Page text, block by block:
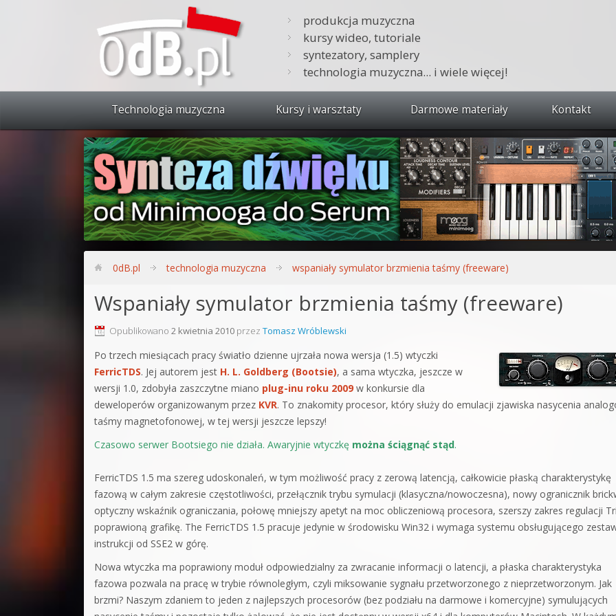
produkcja muzyczna
kursy wideo, tutoriale
syntezatory, samplery
technologia muzyczna... i wiele więcej!
Technologia muzyczna Kursy i warsztaty
Zobacz wszystkie kursy i warsztaty
Synteza dźwięku 🔥
Produkcja muzyczna w praktyce
Bitwig Studio od podstaw
Kontakt 5 Kompendium
Pakiety
Darmowe materiały Kontakt
0dB.pl technologia muzyczna wspaniały symulator brzmienia taśmy (freeware)
Wspaniały symulator brzmienia taśmy (freeware)
Opublikowano 2 kwietnia 2010 przez Tomasz Wróblewski
Po trzech miesiącach pracy światło dzienne ujrzała nowa wersja (1.5) wtyczki
FerricTDS. Jej autorem jest H. L. Goldberg (Bootsie), a sama wtyczka, jeszcze w
wersji 1.0, zdobyła zaszczytne miano plug-inu roku 2009 w konkursie dla
deweloperów organizowanym przez KVR. To znakomity procesor, który służy do emulacji zjawiska nasycenia
taśmy magnetofonowej, w tej wersji jeszcze lepszy!
Czasowo serwer Bootsiego nie działa. Awaryjnie wtyczkę można ściągnąć stąd.
FerricTDS 1.5 ma szereg udoskonaleń, w tym możliwość pracy z zerową latencją, całkowicie płaską charakterystykę
fazową w całym zakresie częstotliwości, przełącznik trybu symulacji (klasyczna/nowoczesna), nowy ogranicznik
optyczny wskaźnik ograniczania, połowę mniejszy apetyt na moc obliczeniową procesora, szerszy zakres regulacji
poprawioną grafikę. The FerricTDS 1.5 pracuje jedynie w środowisku Win32 i wymaga systemu obsługującego
instrukcji od SSE2 w górę.
Nowa wtyczka ma poprawiony moduł odpowiedzialny za zwracanie informacji o latencji, a płaska charakterystyka
fazowa pozwala na pracę w trybie równoległym, czyli miksowanie sygnału przetworzonego z nieprzetworzonym. Jak
brzmi? Naszym zdaniem to jeden z najlepszych procesorów (bez podziału na darmowe i komercyjne) symulujących